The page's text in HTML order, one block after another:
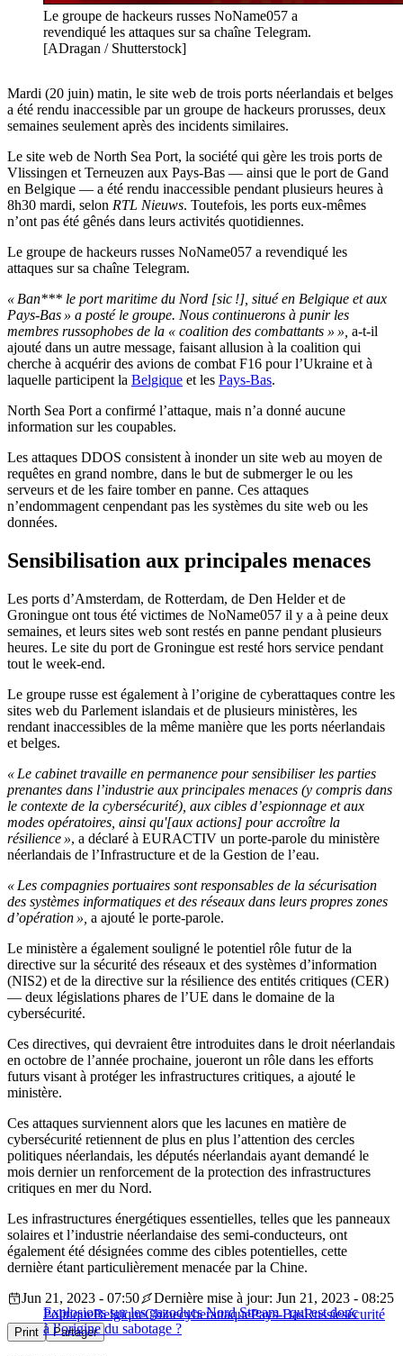
Le groupe de hackeurs russes NoName057 a
revendiqué les attaques sur sa chaîne Telegram.
[ADragan / Shutterstock]
Mardi (20 juin) matin, le site web de trois ports néerlandais et belges
a été rendu inaccessible par un groupe de hackeurs prorusses, deux
semaines seulement après des incidents similaires.
Le site web de North Sea Port, la société qui gère les trois ports de
Vlissingen et Terneuzen aux Pays-Bas — ainsi que le port de Gand
en Belgique — a été rendu inaccessible pendant plusieurs heures à
8h30 mardi, selon RTL Nieuws. Toutefois, les ports eux-mêmes
n’ont pas été gênés dans leurs activités quotidiennes.
Le groupe de hackeurs russes NoName057 a revendiqué les
attaques sur sa chaîne Telegram.
« Ban*** le port maritime du Nord [sic !], situé en Belgique et aux
Pays-Bas » a posté le groupe. Nous continuerons à punir les
membres russophobes de la « coalition des combattants » », a-t-il
ajouté dans un autre message, faisant allusion à la coalition qui
cherche à acquérir des avions de combat F16 pour l’Ukraine et à
laquelle participent la Belgique et les Pays-Bas.
North Sea Port a confirmé l’attaque, mais n’a donné aucune
information sur les coupables.
Les attaques DDOS consistent à inonder un site web au moyen de
requêtes en grand nombre, dans le but de submerger le ou les
serveurs et de les faire tomber en panne. Ces attaques
n’endommagent cenpendant pas les systèmes du site web ou les
données.
Sensibilisation aux principales menaces
Les ports d’Amsterdam, de Rotterdam, de Den Helder et de
Groningue ont tous été victimes de NoName057 il y a à peine deux
semaines, et leurs sites web sont restés en panne pendant plusieurs
heures. Le site du port de Groningue est resté hors service pendant
tout le week-end.
Le groupe russe est également à l’origine de cyberattaques contre les
sites web du Parlement islandais et de plusieurs ministères, les
rendant inaccessibles de la même manière que les ports néerlandais
et belges.
« Le cabinet travaille en permanence pour sensibiliser les parties
prenantes dans l’industrie aux principales menaces (y compris dans
le contexte de la cybersécurité), aux cibles d’espionnage et aux
modes opératoires, ainsi qu'[aux actions] pour accroître la
résilience », a déclaré à EURACTIV un porte-parole du ministère
néerlandais de l’Infrastructure et de la Gestion de l’eau.
« Les compagnies portuaires sont responsables de la sécurisation
des systèmes informatiques et des réseaux dans leurs propres zones
d’opération », a ajouté le porte-parole.
Le ministère a également souligné le potentiel rôle futur de la
directive sur la sécurité des réseaux et des systèmes d’information
(NIS2) et de la directive sur la résilience des entités critiques (CER)
— deux législations phares de l’UE dans le domaine de la
cybersécurité.
Ces directives, qui devraient être introduites dans le droit néerlandais
en octobre de l’année prochaine, joueront un rôle dans les efforts
futurs visant à protéger les infrastructures critiques, a ajouté le
ministère.
Ces attaques surviennent alors que les lacunes en matière de
cybersécurité retiennent de plus en plus l’attention des cercles
politiques néerlandais, les députés néerlandais ayant demandé le
mois dernier un renforcement de la protection des infrastructures
critiques en mer du Nord.
Les infrastructures énergétiques essentielles, telles que les panneaux
solaires et l’industrie néerlandaise des semi-conducteurs, ont
également été désignées comme des cibles potentielles, cette
dernière étant particulièrement menacée par la Chine.
Explosions sur les gazoducs Nord Stream : qui est donc
à l’origine du sabotage ?
Jun 21, 2023 - 07:50
Dernière mise à jour: Jun 21, 2023 - 08:25
PolitiqueBelgiqueChinecyberattaquePays-BasRussiesécurité
Print Partager